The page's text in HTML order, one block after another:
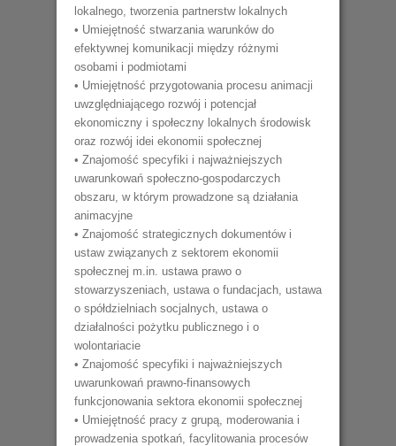
lokalnego, tworzenia partnerstw lokalnych
• Umiejętność stwarzania warunków do
efektywnej komunikacji między różnymi
osobami i podmiotami
• Umiejętność przygotowania procesu animacji
uwzględniającego rozwój i potencjał
ekonomiczny i społeczny lokalnych środowisk
oraz rozwój idei ekonomii społecznej
• Znajomość specyfiki i najważniejszych
uwarunkowań społeczno-gospodarczych
obszaru, w którym prowadzone są działania
animacyjne
• Znajomość strategicznych dokumentów i
ustaw związanych z sektorem ekonomii
społecznej m.in. ustawa prawo o
stowarzyszeniach, ustawa o fundacjach, ustawa
o spółdzielniach socjalnych, ustawa o
działalności pożytku publicznego i o
wolontariacie
• Znajomość specyfiki i najważniejszych
uwarunkowań prawno-finansowych
funkcjonowania sektora ekonomii społecznej
• Umiejętność pracy z grupą, moderowania i
prowadzenia spotkań, facylitowania procesów